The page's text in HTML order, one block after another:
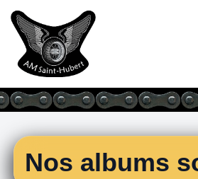
Aller
au
contenu
Nos albums